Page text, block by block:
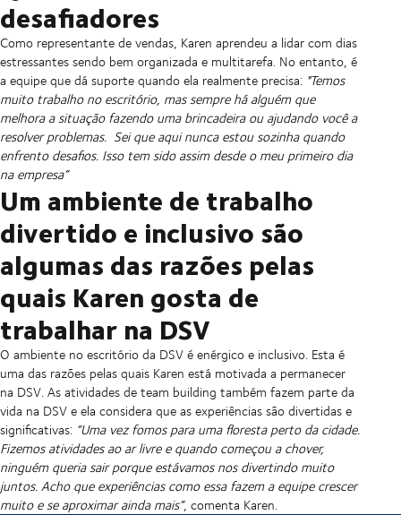
desafiadores
Como representante de vendas, Karen aprendeu a lidar com dias
estressantes sendo bem organizada e multitarefa. No entanto, é
a equipe que dá suporte quando ela realmente precisa: "Temos
muito trabalho no escritório, mas sempre há alguém que
melhora a situação fazendo uma brincadeira ou ajudando você a
resolver problemas. Sei que aqui nunca estou sozinha quando
enfrento desafios. Isso tem sido assim desde o meu primeiro dia
na empresa”
Um ambiente de trabalho
divertido e inclusivo são
algumas das razões pelas
quais Karen gosta de
trabalhar na DSV
O ambiente no escritório da DSV é enérgico e inclusivo. Esta é
uma das razões pelas quais Karen está motivada a permanecer
na DSV. As atividades de team building também fazem parte da
vida na DSV e ela considera que as experiências são divertidas e
significativas: “Uma vez fomos para uma floresta perto da cidade.
Fizemos atividades ao ar livre e quando começou a chover,
ninguém queria sair porque estávamos nos divertindo muito
juntos. Acho que experiências como essa fazem a equipe crescer
muito e se aproximar ainda mais”, comenta Karen.